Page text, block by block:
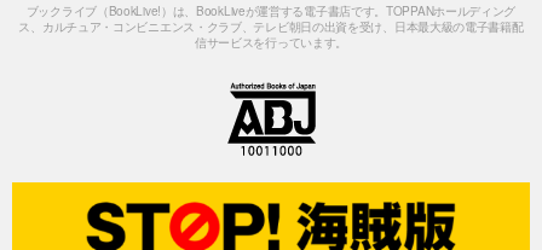
ブックライブ（BookLive!）は、BookLiveが運営する電子書店です。TOPPANホールディング
ス、カルチュア・コンビニエンス・クラブ、テレビ朝日の出資を受け、日本最大級の電子書籍配
信サービスを行っています。